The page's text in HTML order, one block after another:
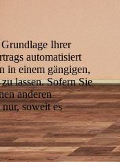
Ihrer
automatisiert
in einem gängigen,
lassen. Sofern Sie
anderen
soweit es